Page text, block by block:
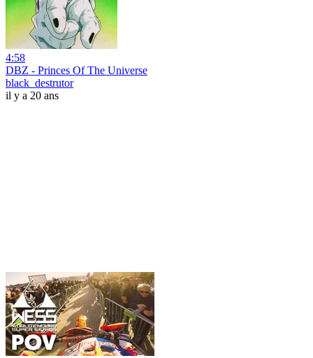
4:58
DBZ - Princes Of The Universe
black_destrutor
il y a 20 ans